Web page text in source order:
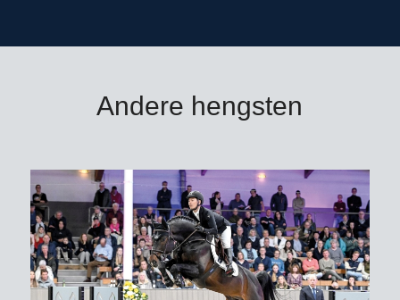
*zie toelichting leveringsvoorwaarden
Andere hengsten